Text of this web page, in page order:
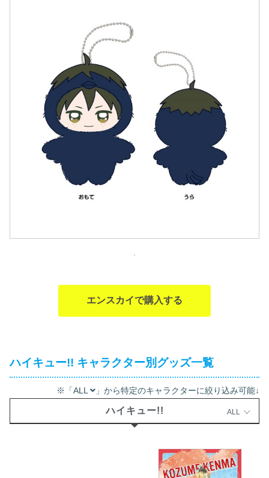
エンスカイで購入する
ハイキュー!! キャラクター別グッズ一覧
※「ALL 」から特定のキャラクターに絞り込み可能↓
ハイキュー!! ALL